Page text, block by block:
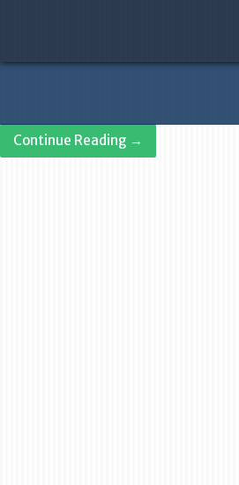
content
Continue Reading →